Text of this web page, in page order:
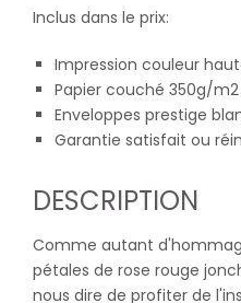
Inclus dans le prix:
Impression couleur
Papier couché 350g/m2
Enveloppes prestige
Garantie satisfait ou
DESCRIPTION
Comme autant
pétales de rose rouge
nous dire de profiter de